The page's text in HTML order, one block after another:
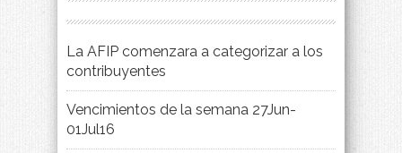
La AFIP comenzara a categorizar a los
contribuyentes
Vencimientos de la semana 27Jun-
01Jul16